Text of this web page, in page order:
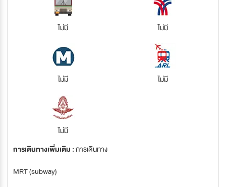
ไม่มี ไม่มี
ไม่มี ไม่มี
ไม่มี
การเดินทางเพิ่มเติม :การเดินทาง
MRT (subway)